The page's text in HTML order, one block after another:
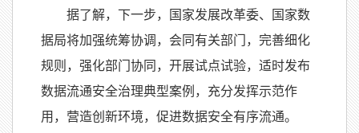
据了解，下一步，国家发展改革委、国家数
据局将加强统筹协调，会同有关部门，完善细化
规则，强化部门协同，开展试点试验，适时发布
数据流通安全治理典型案例，充分发挥示范作
用，营造创新环境，促进数据安全有序流通。